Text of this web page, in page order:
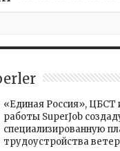
«Единая Россия», ЦБСТ
работы SuperJob
специализированную
трудоустройства